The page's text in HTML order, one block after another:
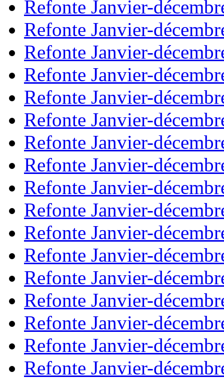
Refonte Janvier-
Refonte Janvier-
Refonte Janvier-
Refonte Janvier-
Refonte Janvier-
Refonte Janvier-
Refonte Janvier-
Refonte Janvier-
Refonte Janvier-
Refonte Janvier-
Refonte Janvier-
Refonte Janvier-
Refonte Janvier-
Refonte Janvier-
Refonte Janvier-
Refonte Janvier-
Refonte Janvier-